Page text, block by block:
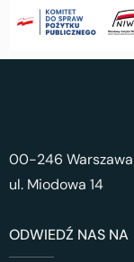
00-246 Warszawa
ul. Miodowa 14
ODWIEDŹ NAS NA